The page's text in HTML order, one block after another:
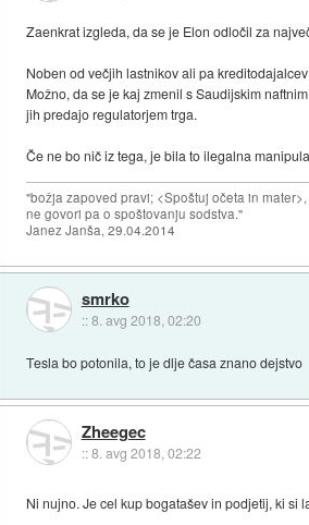
Zaenkrat izgleda, da se je Elon odločil za
Noben od večjih lastnikov ali pa
Možno, da se je kaj zmenil s Saudijskim
jih predajo regulatorjem trga.
Če ne bo nič iz tega, je bila to ilegalna
"božja zapoved pravi; <Spoštuj očeta in mater>,
ne govori pa o spoštovanju sodstva."
Janez Janša, 29.04.2014
smrko
::8. avg 2018, 02:20
Tesla bo potonila, to je dlje časa znano dejstvo
Zheegec
::8. avg 2018, 02:22
Ni nujno. Je cel kup bogatašev in podjetij, ki si